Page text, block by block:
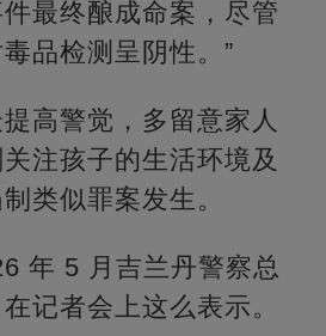
最终酿成命案，尽管
品检测呈阴性。”
高警觉，多留意家人
注孩子的生活环境及
类似罪案发生。
年 5 月吉兰丹警察总
记者会上这么表示。